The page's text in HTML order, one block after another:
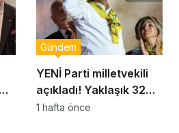
YENİ Parti milletvekili
açıkladı! Yaklaşık 32
bin yurttaş bağış yaptı:
Gündem
1 hafta önce